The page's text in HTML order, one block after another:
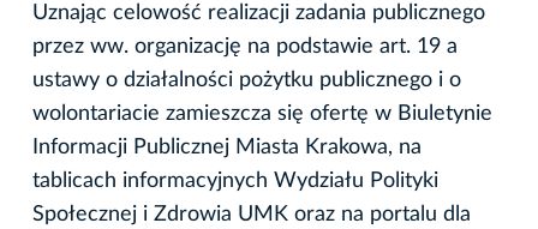
Uznając celowość realizacji zadania publicznego
przez ww. organizację na podstawie art. 19 a
ustawy o działalności pożytku publicznego i o
wolontariacie zamieszcza się ofertę w Biuletynie
Informacji Publicznej Miasta Krakowa, na
tablicach informacyjnych Wydziału Polityki
Społecznej i Zdrowia UMK oraz na portalu dla